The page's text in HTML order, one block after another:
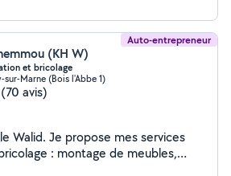
Auto-entrepreneur
(KH W)
et bricolage
sur-Marne (Bois l'Abbe 1)
(70 avis)
Walid. Je propose mes services
: montage de meubles,